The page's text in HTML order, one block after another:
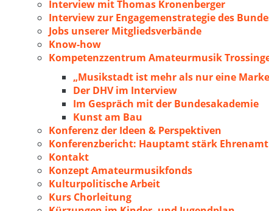
Interview mit Thomas Kronenberger
Interview zur Engagemenstrategie des
Jobs unserer Mitgliedsverbände
Know-how
Kompetenzzentrum Amateurmusik
„Musikstadt ist mehr als nur eine
Der DHV im Interview
Im Gespräch mit der Bundesakademie
Kunst am Bau
Konferenz der Ideen & Perspektiven
Konferenzbericht: Hauptamt stärk Ehrenamt
Kontakt
Konzept Amateurmusikfonds
Kulturpolitische Arbeit
Kurs Chorleitung